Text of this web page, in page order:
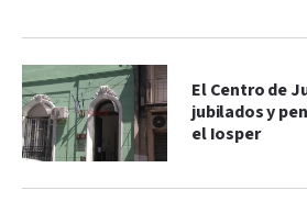
El Centro de
jubilados y
el Iosper